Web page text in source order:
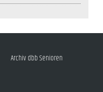
Archiv dbb Senioren